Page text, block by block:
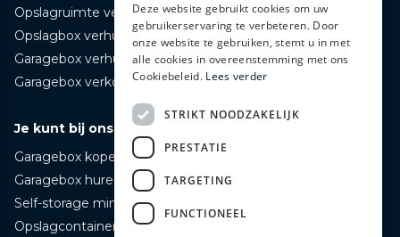
Opslagruimte verhuren
Opslagbox verhuren
Garagebox verhuren
Garagebox verkopen
Je kunt bij ons terecht voor
Garagebox kopen
Garagebox huren
Self-storage mini opslag huren
Opslagcontainer huren
Deze website gebruikt cookies om uw
gebruikerservaring te verbeteren. Door
onze website te gebruiken, stemt u in met
alle cookies in overeenstemming met ons
Cookiebeleid. Lees verder
STRIKT NOODZAKELIJK
PRESTATIE
TARGETING
FUNCTIONEEL